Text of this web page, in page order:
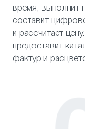
время, выполнит
составит
и рассчитает
предоставит
фактур и